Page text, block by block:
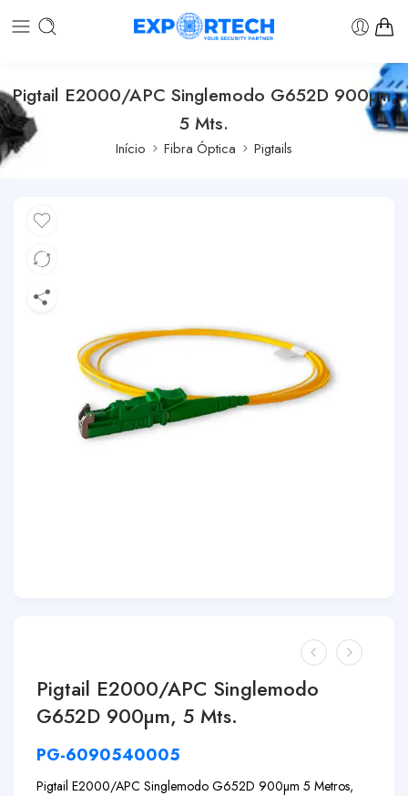
Pigtail E2000/APC Singlemodo G652D 900µm,
5 Mts.
Início Fibra Óptica Pigtails
Pigtail E2000/APC Singlemodo
G652D 900µm, 5 Mts.
PG-6090540005
Pigtail E2000/APC Singlemodo G652D 900µm 5 Metros,